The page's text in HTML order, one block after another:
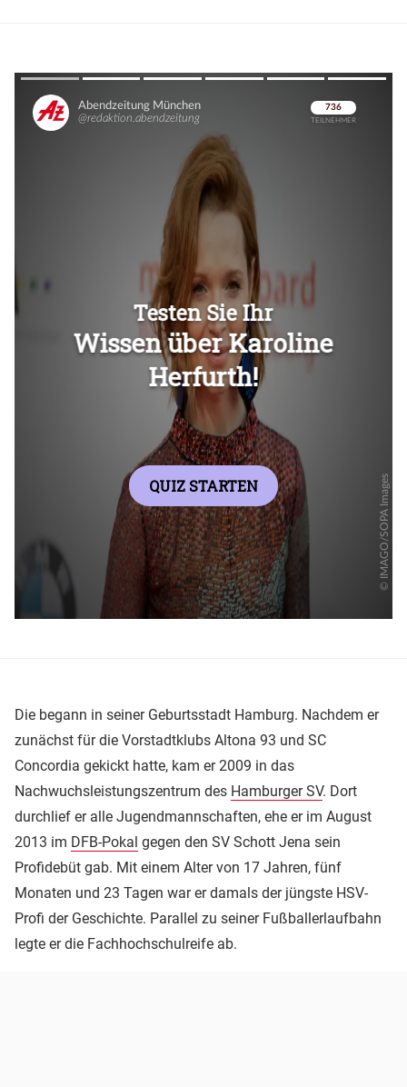
Überspringen
Überspringen
Die begann in seiner Geburtsstadt Hamburg. Nachdem er
zunächst für die Vorstadtklubs Altona 93 und SC
Concordia gekickt hatte, kam er 2009 in das
Nachwuchsleistungszentrum des Hamburger SV. Dort
durchlief er alle Jugendmannschaften, ehe er im August
2013 im DFB-Pokal gegen den SV Schott Jena sein
Profidebüt gab. Mit einem Alter von 17 Jahren, fünf
Monaten und 23 Tagen war er damals der jüngste HSV-
Profi der Geschichte. Parallel zu seiner Fußballerlaufbahn
legte er die Fachhochschulreife ab.